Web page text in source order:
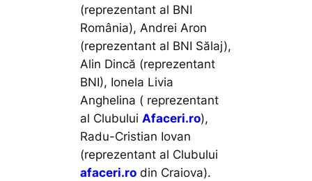
(reprezentant al BNI
România), Andrei Aron
(reprezentant al BNI Sălaj),
Alin Dincă (reprezentant
BNI), Ionela Livia
Anghelina ( reprezentant
al ClubuluiAfaceri.ro),
Radu-Cristian Iovan
(reprezentant al Clubului
afaceri.ro din Craiova).